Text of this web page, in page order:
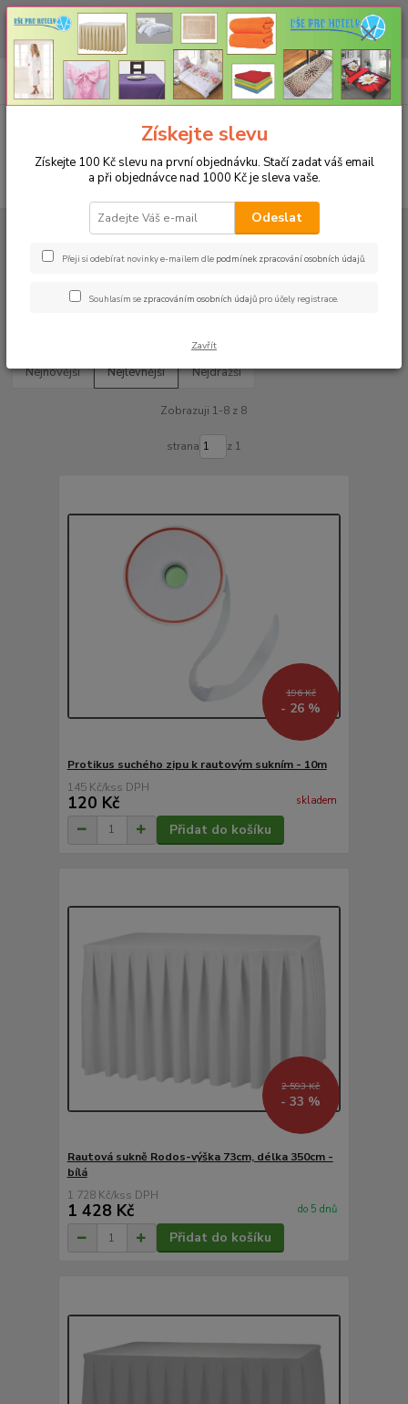
CHCETE NAKOUPIT VĚTŠÍ MNOŽSTVÍ NAŠICH PRODUKTŮ ZA LEPŠÍ
CENU? Klikněte ZDE
CZK
+420 773 794 023
Pondělí-pátek 9-16 hodin
0ks
za0 Kč
RAUTOVÉ SUKNĚ RODOS Rautová sukně Rodos 73x350cm
Rautová sukně Rodos 73x350cm
Nejnovější Nejlevnější Nejdražší
Zobrazuji 1-8 z 8
strana z 1
196 Kč
- 26 %
Protikus suchého zipu k rautovým sukním - 10m
145 Kč/ks
120 Kč skladem
Přidat do košíku
2 593 Kč
- 33 %
Rautová sukně Rodos-výška 73cm, délka 350cm -
bílá
1 728 Kč/ks
1 428 Kč do 5 dnů
Přidat do košíku
Získejte slevu
Získejte 100 Kč slevu na první objednávku. Stačí zadat váš email
a při objednávce nad 1000 Kč je sleva vaše.
Odeslat
Přeji si odebírat novinky e-mailem dle podmínek zpracování osobních údajů.
Souhlasím se zpracováním osobních údajů pro účely registrace.
Zavřít